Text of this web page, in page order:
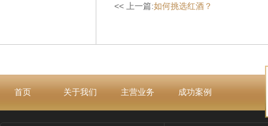
<< 上一篇:如何挑选红酒？
首页 关于我们 主营业务 成功案例